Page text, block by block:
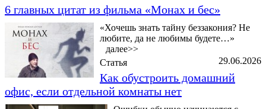
6 главных цитат из фильма «Монах и бес»
«Хочешь знать тайну беззакония? Не
любите, да не любимы будете…»
далее>>
29.06.2026
Статья
Как обустроить домашний
офис, если отдельной комнаты нет